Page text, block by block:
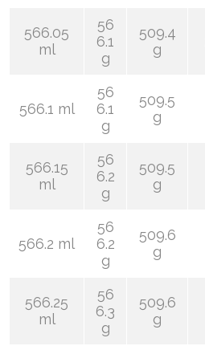
566.05
ml
56
6.1
g
509.4
g
566.1 ml
56
6.1
g
509.5
g
566.15
ml
56
6.2
g
509.5
g
566.2 ml
56
6.2
g
509.6
g
566.25
ml
56
6.3
g
509.6
g